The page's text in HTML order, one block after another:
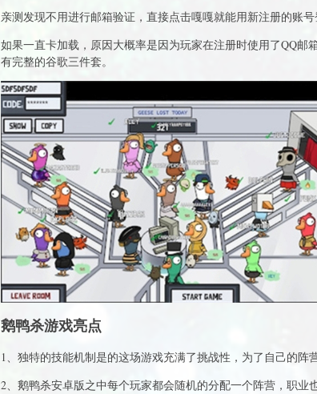
亲测发现不用进行邮箱验证，直接点击嘎嘎就能用新注册的账号
如果一直卡加载，原因大概率是因为玩家在注册时使用了QQ
有完整的谷歌三件套。
鹅鸭杀游戏亮点
1、独特的技能机制是的这场游戏充满了挑战性，为了自己的阵营
2、鹅鸭杀安卓版之中每个玩家都会随机的分配一个阵营，职业也